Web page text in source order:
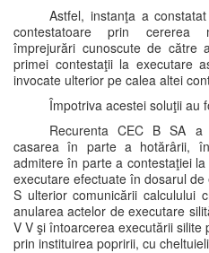
Astfel, instanţa a
contestatoare prin cererea
împrejurări cunoscute de către
primei contestaţii la executare
invocate ulterior pe calea altei
Împotriva acestei soluţii au
Recurenta CEC B SA a
casarea în parte a hotărârii,
admitere în parte a contestaţiei
executare efectuate în dosarul
S ulterior comunicării calculului
anularea actelor de executare
V V şi întoarcerea executării
prin instituirea popririi, cu